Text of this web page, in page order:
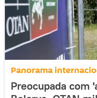
Panorama
Preocupada com